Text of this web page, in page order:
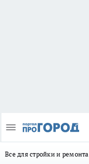
Все для стройки и ремонта